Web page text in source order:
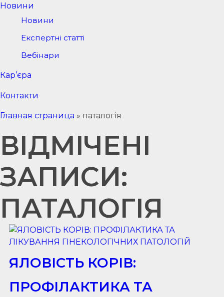
Новини
Новини
Експертні статті
Вебінари
Кар’єра
Контакти
Главная страница » паталогія
ВІДМІЧЕНІ
ЗАПИСИ:
ПАТАЛОГІЯ
ЯЛОВІСТЬ КОРІВ:
ПРОФІЛАКТИКА ТА